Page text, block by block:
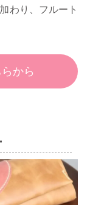
わり、フルート
から